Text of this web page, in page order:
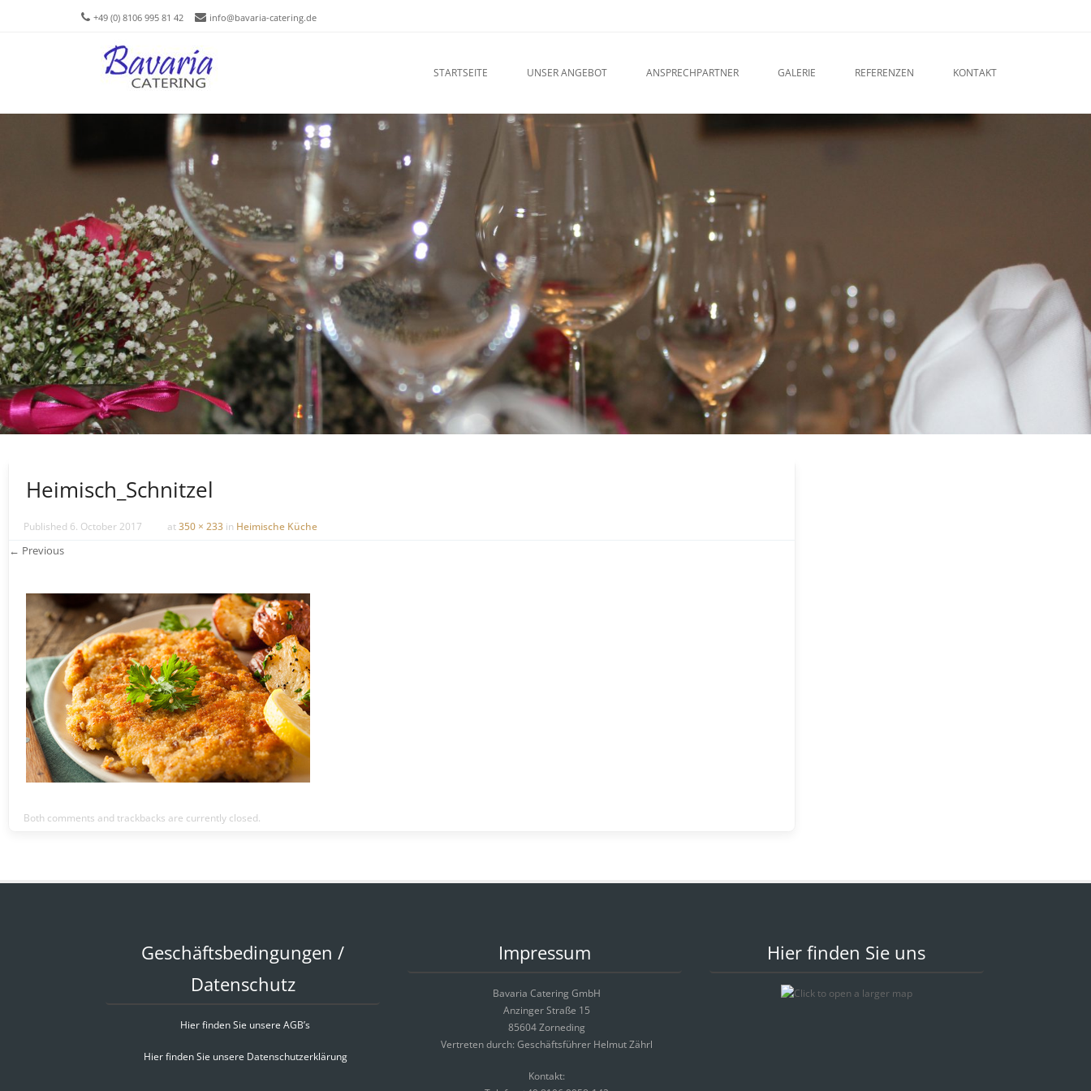
+49 (0) 8106 995 81 42 info@bavaria-catering.de
STARTSEITE UNSER ANGEBOT ANSPRECHPARTNER GALERIE REFERENZEN KONTAKT
Heimisch_Schnitzel
Published 6. October 2017 at350 × 233 in Heimische Küche
← Previous
Both comments and trackbacks are currently closed.
Geschäftsbedingungen /
Datenschutz
Hier finden Sie unsere AGB’s
Hier finden Sie unsere Datenschutzerklärung
Impressum
Bavaria Catering GmbH
Anzinger Straße 15
85604 Zorneding
Vertreten durch: Geschäftsführer Helmut Zährl
Kontakt:
Hier finden Sie uns